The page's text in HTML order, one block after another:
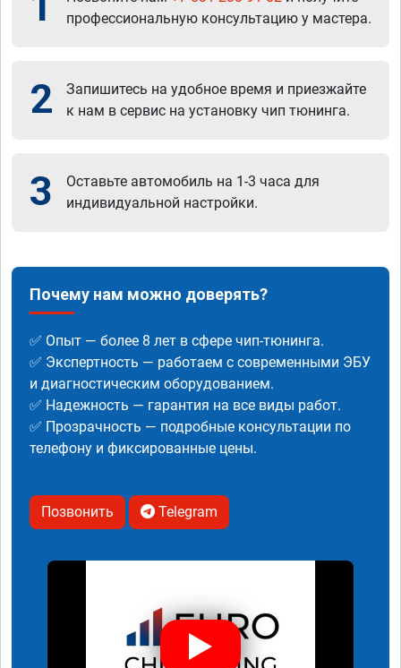
профессиональную консультацию у мастера.
2
Запишитесь на удобное время и приезжайте
к нам в сервис на установку чип тюнинга.
3
Оставьте автомобиль на 1-3 часа для
индивидуальной настройки.
Почему нам можно доверять?
✅ Опыт — более 8 лет в сфере чип-тюнинга.
✅ Экспертность — работаем с современными ЭБУ
и диагностическим оборудованием.
✅ Надежность — гарантия на все виды работ.
✅ Прозрачность — подробные консультации по
телефону и фиксированные цены.
Позвонить Telegram